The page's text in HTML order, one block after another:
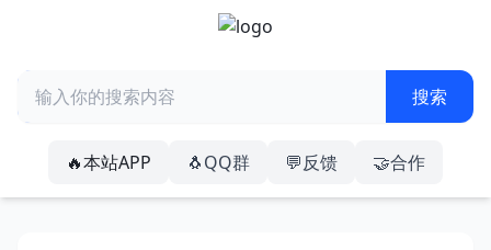
🔥本站APP 🐧QQ群 💬反馈 🤝合作